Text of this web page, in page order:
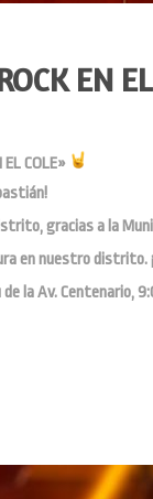
EN
EL COLE»
gracias a la
en nuestro distrito.
la Av. Centenario,